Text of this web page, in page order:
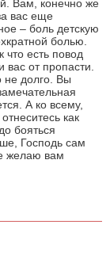
Вам, конечно же
вас еще
– боль детскую
болью.
есть повод
вас от пропасти.
не долго. Вы
А ко всему,
как
бояться
Господь сам
желаю вам